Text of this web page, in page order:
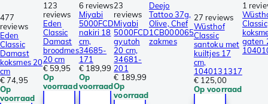
477
reviews
Eden
Classic
Damast
koksmes 20
cm
€ 74,95
Op
voorraad
123
reviews
Eden
Classic
Damast
broodmes
20 cm
€ 59,95
Op
voorraad
6 reviews
Miyabi
5000FCD
nakiri 18
cm,
34685-
171
€ 189,99
Op
voorraad
23
reviews
Miyabi
5000FCD
gyutoh
20 cm,
34681-
201
€ 189,99
Op
voorraad
Deejo
Tattoo 37g,
Olive, Chef
1CB000065
zakmes
27 reviews
Wüsthof
Classic
santoku met
kuiltjes 17
cm,
1040131317
€ 125,00
Op voorraad
1
Classic
gaten